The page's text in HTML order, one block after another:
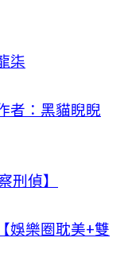
柒
者：黑貓睨睨
刑偵】
娛樂圈耽美+雙